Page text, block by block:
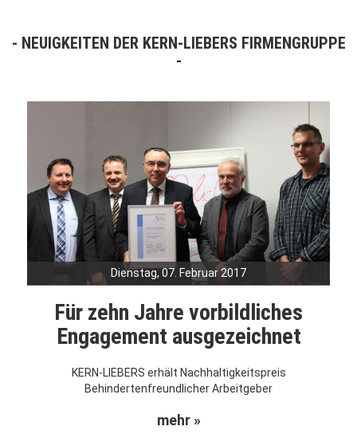
NEUIGKEITEN DER KERN-LIEBERS FIRMENGRUPPE
Dienstag, 07. Februar 2017
Für zehn Jahre vorbildliches
Engagement ausgezeichnet
KERN-LIEBERS erhält Nachhaltigkeitspreis
Behindertenfreundlicher Arbeitgeber
mehr »